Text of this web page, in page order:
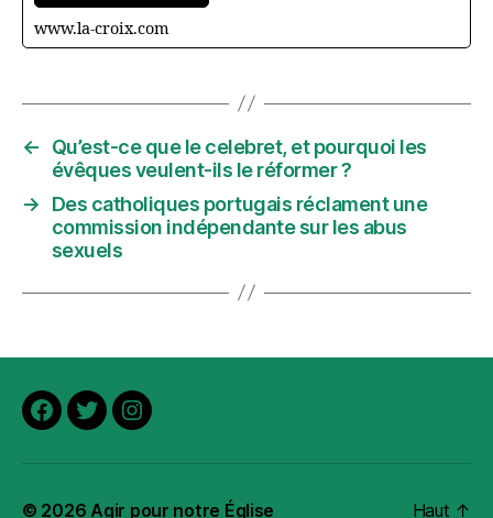
www.la-croix.com
←
Qu’est-ce que le celebret, et pourquoi les
évêques veulent-ils le réformer ?
→
Des catholiques portugais réclament une
commission indépendante sur les abus
sexuels
Facebook
TwitterInstagram
© 2026 Agir pour notre Église Haut ↑